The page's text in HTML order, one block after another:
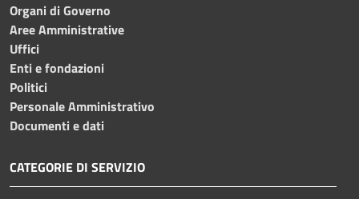
Organi di Governo
Aree Amministrative
Uffici
Enti e fondazioni
Politici
Personale Amministrativo
Documenti e dati
CATEGORIE DI SERVIZIO